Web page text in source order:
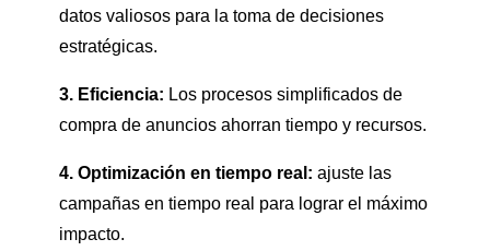
datos valiosos para la toma de decisiones
estratégicas.
3. Eficiencia: Los procesos simplificados de
compra de anuncios ahorran tiempo y recursos.
4. Optimización en tiempo real: ajuste las
campañas en tiempo real para lograr el máximo
impacto.